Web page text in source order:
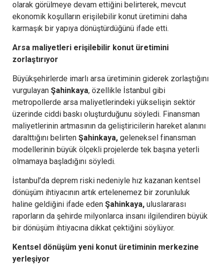
olarak görülmeye devam ettiğini belirterek, mevcut
ekonomik koşulların erişilebilir konut üretimini daha
karmaşık bir yapıya dönüştürdüğünü ifade etti.
Arsa maliyetleri erişilebilir konut üretimini
zorlaştırıyor
Büyükşehirlerde imarlı arsa üretiminin giderek zorlaştığını
vurgulayan Şahinkaya, özellikle İstanbul gibi
metropollerde arsa maliyetlerindeki yükselişin sektör
üzerinde ciddi baskı oluşturduğunu söyledi. Finansman
maliyetlerinin artmasının da geliştiricilerin hareket alanını
daralttığını belirten Şahinkaya, geleneksel finansman
modellerinin büyük ölçekli projelerde tek başına yeterli
olmamaya başladığını söyledi.
İstanbul’da deprem riski nedeniyle hız kazanan kentsel
dönüşüm ihtiyacının artık ertelenemez bir zorunluluk
haline geldiğini ifade eden Şahinkaya, uluslararası
raporların da şehirde milyonlarca insanı ilgilendiren büyük
bir dönüşüm ihtiyacına dikkat çektiğini söylüyor.
Kentsel dönüşüm yeni konut üretiminin merkezine
yerleşiyor